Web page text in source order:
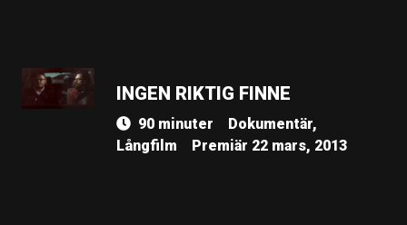
INGEN RIKTIG FINNE
90 minuter
Dokumentär,
Långfilm
Premiär 22 mars, 2013